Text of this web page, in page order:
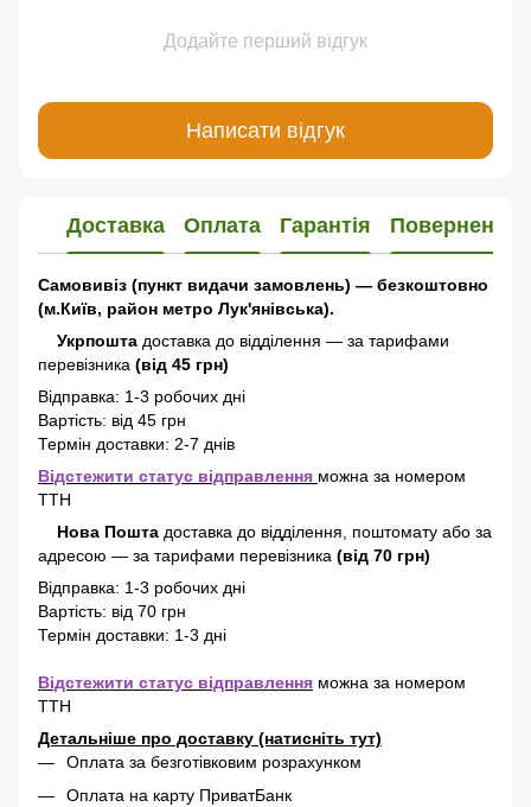
Додайте перший відгук
Написати відгук
Доставка Оплата Гарантія Повернення
Самовивіз (пункт видачи замовлень) — безкоштовно
(м.Київ, район метро Лук'янівська).
Укрпошта доставка до відділення — за тарифами
перевізника (від 45 грн)
Відправка: 1-3 робочих дні
Вартість: від 45 грн
Термін доставки: 2-7 днів
Відстежити статус відправлення можна за номером
ТТН
Нова Пошта доставка до відділення, поштомату або за
адресою — за тарифами перевізника (від 70 грн)
Відправка: 1-3 робочих дні
Вартість: від 70 грн
Термін доставки: 1-3 дні
Відстежити статус відправлення можна за номером
ТТН
Детальніше про доставку (натисніть тут)
Оплата за безготівковим розрахунком
Оплата на карту ПриватБанк